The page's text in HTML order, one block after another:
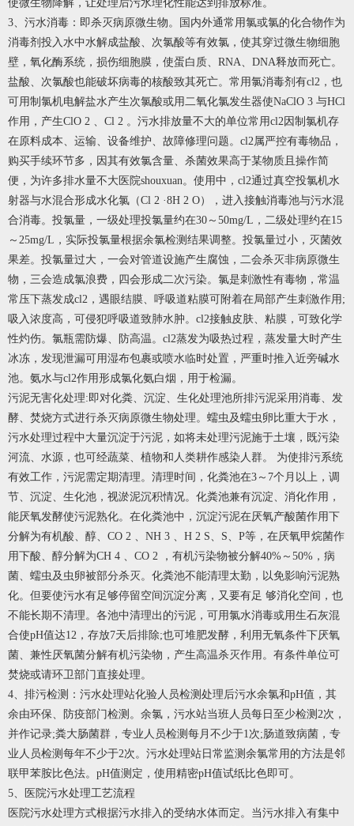
使微生物降解，让处理后污水理化性能达到排放标准。
3、污水消毒：即杀灭病原微生物。国内外通常用氯或氯的化合物作为
消毒剂投入水中水解成盐酸、次氯酸等有效氯，使其穿过微生物细胞
壁，氧化酶系统，损伤细胞膜，使蛋白质、RNA、DNA释放而死亡。
盐酸、次氯酸也能破坏病毒的核酸致其死亡。常用氯消毒剂有cl2，也
可用制氯机电解盐水产生次氯酸或用二氧化氯发生器使NaClO 3 与HCl
作用，产生ClO 2 、Cl 2 。污水排放量不大的单位常用cl2因制氯机存
在原料成本、运输、设备维护、故障修理问题。cl2属严控有毒物品，
购买手续环节多，因其有效氯含量、杀菌效果高于某物质且操作简
便，为许多排水量不大医院shouxuan。使用中，cl2通过真空投氯机水
射器与水混合形成水化氯（Cl 2 ·8H 2 O），进入接触消毒池与污水混
合消毒。投氯量，一级处理投氯量约在30～50mg/L，二级处理约在15
～25mg/L，实际投氯量根据余氯检测结果调整。投氯量过小，灭菌效
果差。投氯量过大，一会对管道设施产生腐蚀，二会杀灭非病原微生
物，三会造成氯浪费，四会形成二次污染。氯是刺激性有毒物，常温
常压下蒸发成cl2，遇眼结膜、呼吸道粘膜可附着在局部产生刺激作用;
吸入浓度高，可侵犯呼吸道致肺水肿。cl2接触皮肤、粘膜，可致化学
性灼伤。氯瓶需防爆、防高温。cl2蒸发为吸热过程，蒸发量大时产生
冰冻，发现泄漏可用湿布包裹或喷水临时处置，严重时推入近旁碱水
池。氨水与cl2作用形成氯化氨白烟，用于检漏。
污泥无害化处理:即对化粪、沉淀、生化处理池所排污泥采用消毒、发
酵、焚烧方式进行杀灭病原微生物处理。蠕虫及蠕虫卵比重大于水，
污水处理过程中大量沉淀于污泥，如将未处理污泥施于土壤，既污染
河流、水源，也可经蔬菜、植物和人类耕作感染人群。 为使排污系统
有效工作，污泥需定期清理。清理时间，化粪池在3～7个月以上，调
节、沉淀、生化池，视淤泥沉积情况。化粪池兼有沉淀、消化作用，
能厌氧发酵使污泥熟化。在化粪池中，沉淀污泥在厌氧产酸菌作用下
分解为有机酸、醇、CO 2 、NH 3 、H 2 S、S、P等，在厌氧甲烷菌作
用下酸、醇分解为CH 4 、CO 2 ，有机污染物被分解40%～50%，病
菌、蠕虫及虫卵被部分杀灭。化粪池不能清理太勤，以免影响污泥熟
化。但要使污水有足够停留空间沉淀分离，又要有足 够消化空间，也
不能长期不清理。各池中清理出的污泥，可用氯水消毒或用生石灰混
合使pH值达12，存放7天后排除;也可堆肥发酵，利用无氧条件下厌氧
菌、兼性厌氧菌分解有机污染物，产生高温杀灭作用。有条件单位可
焚烧或请环卫部门直接处理。
4、排污检测：污水处理站化验人员检测处理后污水余氯和pH值，其
余由环保、防疫部门检测。余氯，污水站当班人员每日至少检测2次，
并作记录;粪大肠菌群，专业人员检测每月不少于1次;肠道致病菌，专
业人员检测每年不少于2次。污水处理站日常监测余氯常用的方法是邻
联甲苯胺比色法。pH值测定，使用精密pH值试纸比色即可。
5、医院污水处理工艺流程
医院污水处理方式根据污水排入的受纳水体而定。当污水排入有集中